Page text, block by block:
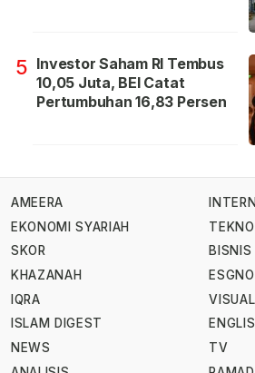
5 Investor Saham RI Tembus
10,05 Juta, BEI Catat
Pertumbuhan 16,83 Persen
AMEERA
EKONOMI SYARIAH
SKOR
KHAZANAH
IQRA
ISLAM DIGEST
NEWS
TEKNO
VISUAL
TV